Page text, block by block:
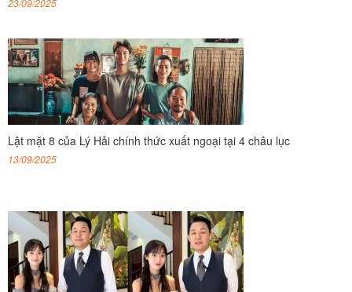
Lật mặt 8 của Lý Hải chính thức xuất ngoại tại 4 châu lục
13/09/2025